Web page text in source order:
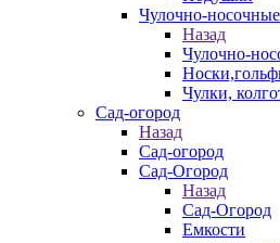
Чулочно-
Назад
Чулочно-
Чулки,
Сад-огород
Назад
Сад-огород
Сад-Огород
Назад
Сад-Огород
Емкости